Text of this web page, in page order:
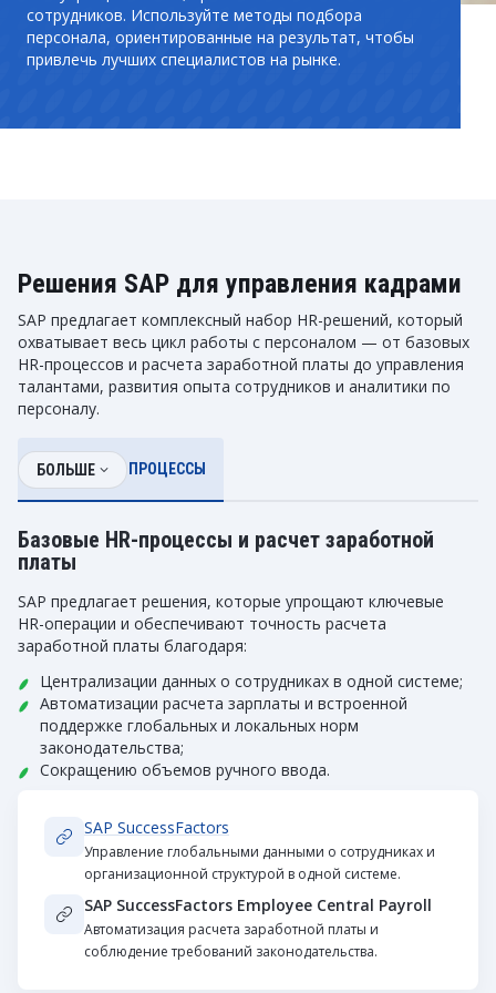
сотрудников. Используйте методы подбора
персонала, ориентированные на результат, чтобы
привлечь лучших специалистов на рынке.
Решения SAP для управления кадрами
SAP предлагает комплексный набор HR-решений, который
охватывает весь цикл работы с персоналом — от базовых
HR-процессов и расчета заработной платы до управления
талантами, развития опыта сотрудников и аналитики по
персоналу.
БАЗОВЫЕ HR-ПРОЦЕССЫ
БОЛЬШЕ
Базовые HR-процессы и расчет заработной
платы
SAP предлагает решения, которые упрощают ключевые
HR-операции и обеспечивают точность расчета
заработной платы благодаря:
Централизации данных о сотрудниках в одной системе;
Автоматизации расчета зарплаты и встроенной
поддержке глобальных и локальных норм
законодательства;
Сокращению объемов ручного ввода.
SAP SuccessFactors
Управление глобальными данными о сотрудниках и
организационной структурой в одной системе.
SAP SuccessFactors Employee Central Payroll
Автоматизация расчета заработной платы и
соблюдение требований законодательства.